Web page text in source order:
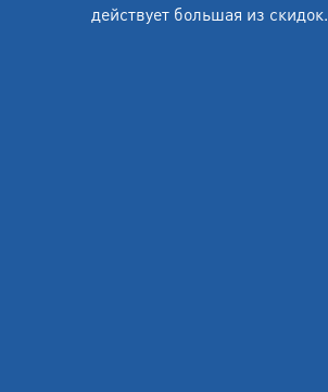
действует большая из скидок.